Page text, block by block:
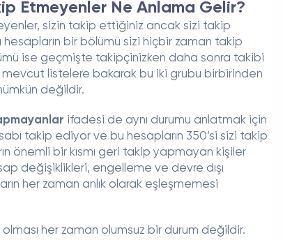
Etmeyenler Ne Anlama Gelir?
sizin takip ettiğiniz ancak sizi takip
bir bölümü sizi hiçbir zaman takip
ise geçmişte takipçinizken daha sonra takibi
mevcut listelere bakarak bu iki grubu birbirinden
değildir.
ifadesi de aynı durumu anlatmak için
takip ediyor ve bu hesapların 350’si sizi takip
önemli bir kısmı geri takip yapmayan kişiler
değişiklikleri, engelleme ve devre dışı
her zaman anlık olarak eşleşmemesi
olması her zaman olumsuz bir durum değildir.